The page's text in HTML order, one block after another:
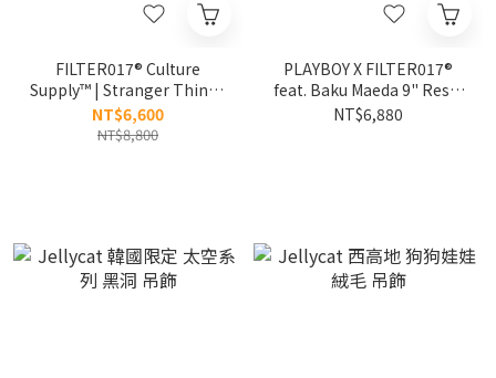
FILTER017® Culture
Supply™ | Stranger Things
X Jun Oson | Elmax Vinyl
Art Figure / 伊萊雯與麥克絲
NT$6,600
NT$8,800
PLAYBOY X FILTER017®
feat. Baku Maeda 9" Resin
Art Figure / 造型藝術擺件
NT$6,880